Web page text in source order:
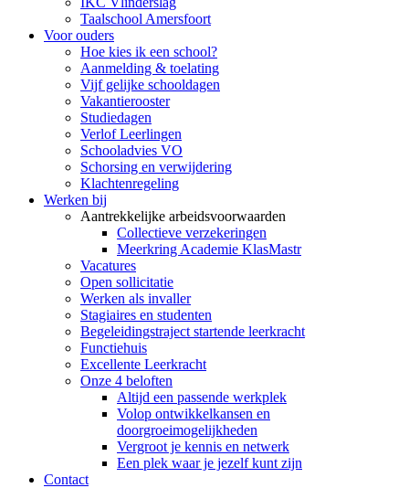
Taalschool Amersfoort
Voor ouders
Hoe kies ik een school?
Aanmelding & toelating
Vijf gelijke schooldagen
Vakantierooster
Studiedagen
Verlof Leerlingen
Schooladvies VO
Schorsing en verwijdering
Klachtenregeling
Werken bij
Aantrekkelijke arbeidsvoorwaarden
Collectieve verzekeringen
Meerkring Academie KlasMastr
Vacatures
Open sollicitatie
Werken als invaller
Stagiaires en studenten
Begeleidingstraject startende leerkracht
Functiehuis
Excellente Leerkracht
Onze 4 beloften
Altijd een passende werkplek
Volop ontwikkelkansen en
doorgroeimogelijkheden
Vergroot je kennis en netwerk
Een plek waar je jezelf kunt zijn
Contact